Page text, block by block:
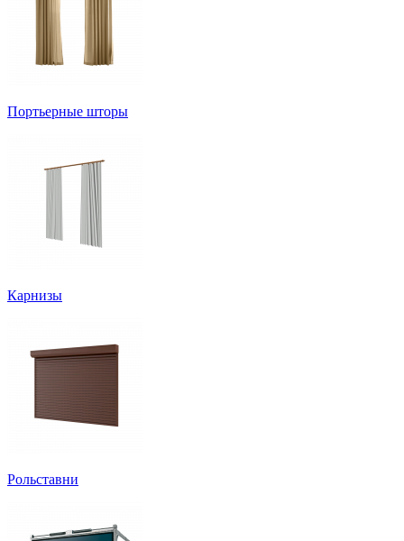
Портьерные шторы
Карнизы
Рольставни